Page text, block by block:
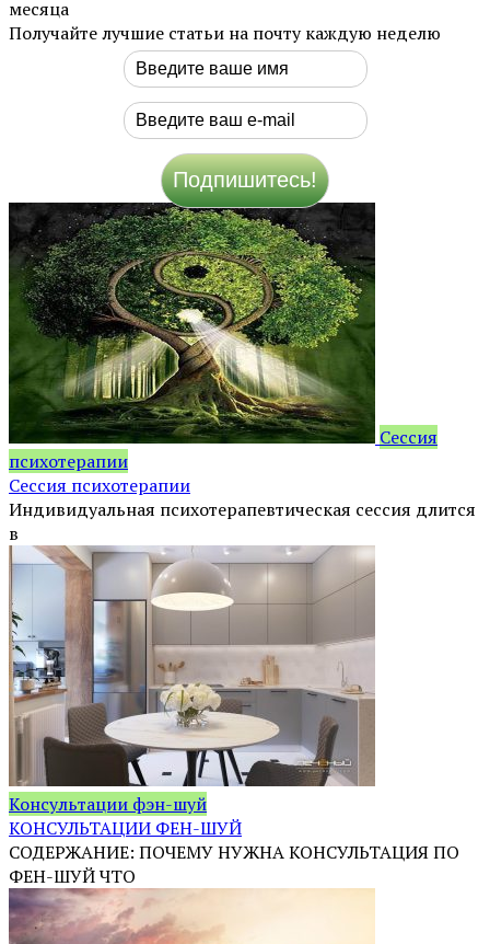
месяца
Получайте лучшие статьи на почту каждую неделю
Сессия
психотерапии
Сессия психотерапии
Индивидуальная психотерапевтическая сессия длится
в
Консультации фэн-шуй
КОНСУЛЬТАЦИИ ФЕН-ШУЙ
СОДЕРЖАНИЕ: ПОЧЕМУ НУЖНА КОНСУЛЬТАЦИЯ ПО
ФЕН-ШУЙ ЧТО